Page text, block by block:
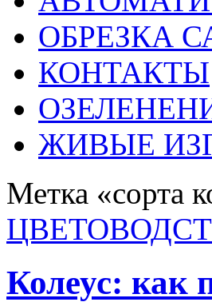
ОБРЕЗКА
КОНТАКТЫ
ЖИВЫЕ
Метка «сорта
Колеус: как